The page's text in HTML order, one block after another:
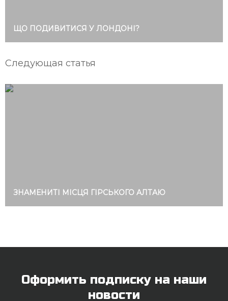
ЩО ПОДИВИТИСЯ У ЛОНДОНІ?
Следующая статья
ЗНАМЕНИТІ МІСЦЯ ГІРСЬКОГО АЛТАЮ
Оформить подписку на наши
новости